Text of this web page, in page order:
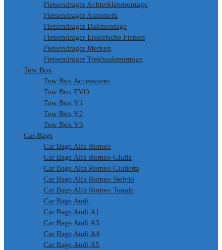
Fietsendrager Achterklepmontage
Fietsendrager Automerk
Fietsendrager Dakmontage
Fietsendrager Elektrische Fietsen
Fietsendrager Merken
Fietsendrager Trekhaakmontage
Tow Box
Tow Box Accessoires
Tow Box EVO
Tow Box V1
Tow Box V2
Tow Box V3
Car-Bags
Car Bags Alfa Romeo
Car Bags Alfa Romeo Giulia
Car Bags Alfa Romeo Giulietta
Car Bags Alfa Romeo Stelvio
Car Bags Alfa Romeo Tonale
Car Bags Audi
Car Bags Audi A1
Car Bags Audi A3
Car Bags Audi A4
Car Bags Audi A5